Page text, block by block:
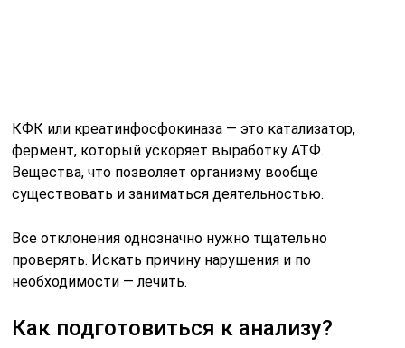
сдавать биохимический анализ крови, что является
очень информативным, в отличие от клинического
анализа, который дает общие сведения. Биохимия
дает показания о состоянии практически всех
К действиям, обязательным к выполнению, при
подготовке к анализу на креатинин